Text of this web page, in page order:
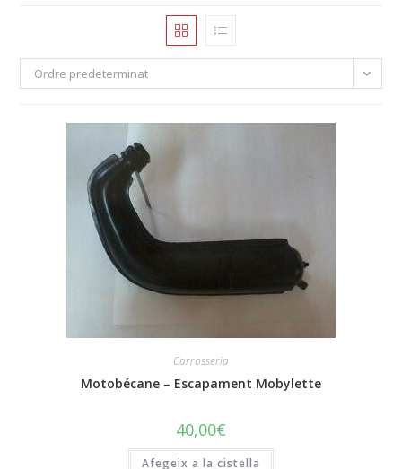
Ordre predeterminat
Carrosseria
Motobécane – Escapament Mobylette
40,00€
Afegeix a la cistella